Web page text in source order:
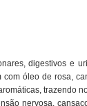
digestivos e
com óleo de rosa,
trazendo
nervosa,